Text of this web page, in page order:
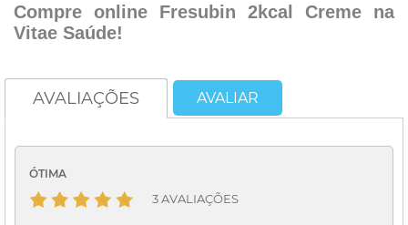
Compre online Fresubin 2kcal Creme na
Vitae Saúde!
AVALIAÇÕES AVALIAR
ÓTIMA
3 AVALIAÇÕES